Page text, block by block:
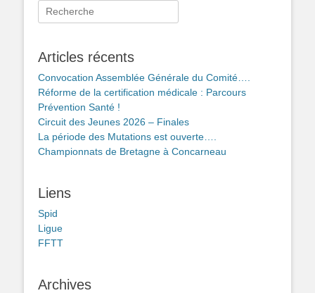
Rechercher :
Articles récents
Convocation Assemblée Générale du Comité….
Réforme de la certification médicale : Parcours
Prévention Santé !
Circuit des Jeunes 2026 – Finales
La période des Mutations est ouverte….
Championnats de Bretagne à Concarneau
Liens
Spid
Ligue
FFTT
Archives